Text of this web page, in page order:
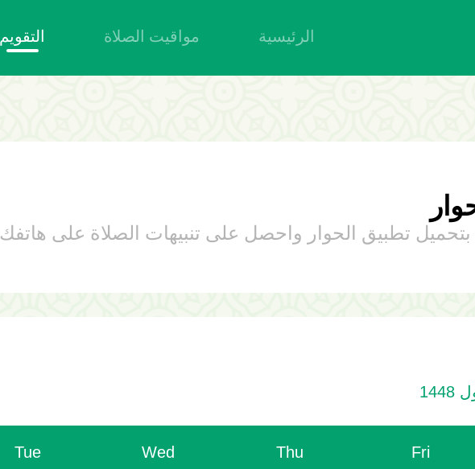
الرئيسية مواقيت الصلاة التقويم
تطبيق الحوار واحصل على تنبيهات الصلاة على هاتفك
Tue Wed Thu Fri